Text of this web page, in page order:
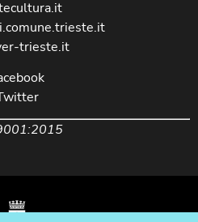
trieste.it